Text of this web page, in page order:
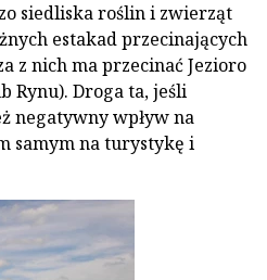
siedliska roślin i zwierząt
estakad przecinających
z nich ma przecinać Jezioro
Rynu). Droga ta, jeśli
negatywny wpływ na
samym na turystykę i